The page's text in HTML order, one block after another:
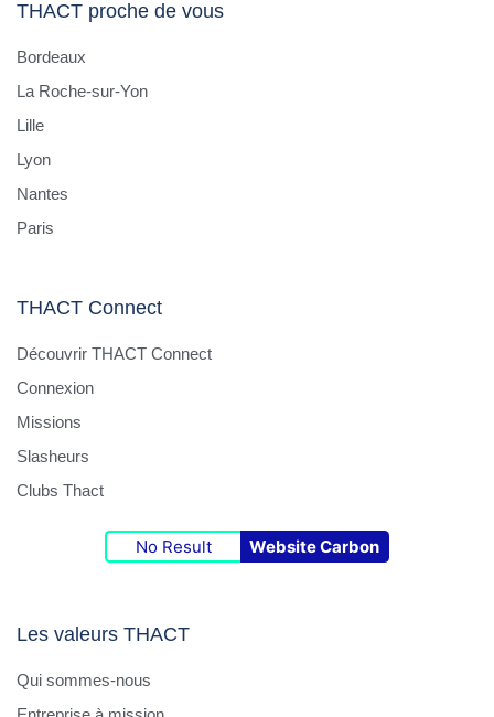
THACT proche de vous
Bordeaux
La Roche-sur-Yon
Lille
Lyon
Nantes
Paris
THACT Connect
Découvrir THACT Connect
Connexion
Missions
Slasheurs
Clubs Thact
No Result Website Carbon
Les valeurs THACT
Qui sommes-nous